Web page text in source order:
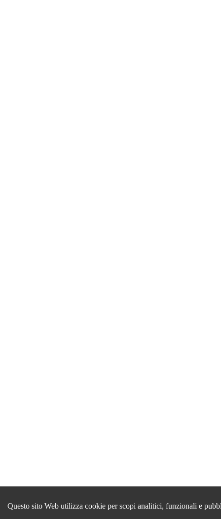
Questo sito Web utilizza cookie per scopi analitici, funzionali e